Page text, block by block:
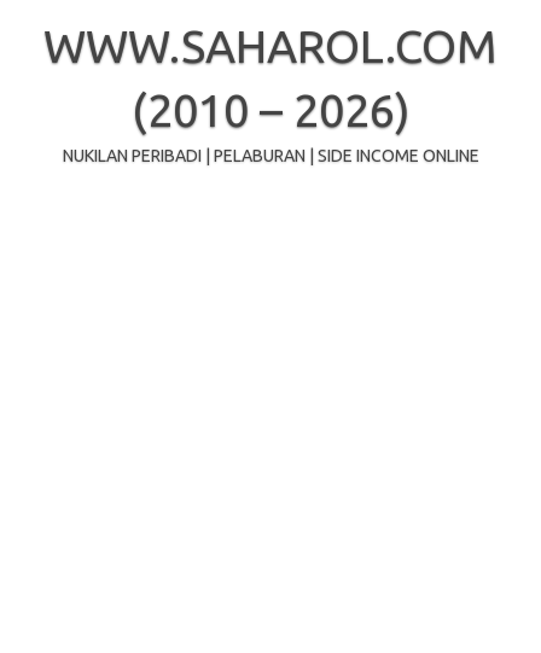
contentWWW.SAHAROL.COM
(2010 – 2026)
NUKILAN PERIBADI | PELABURAN | SIDE INCOME ONLINE